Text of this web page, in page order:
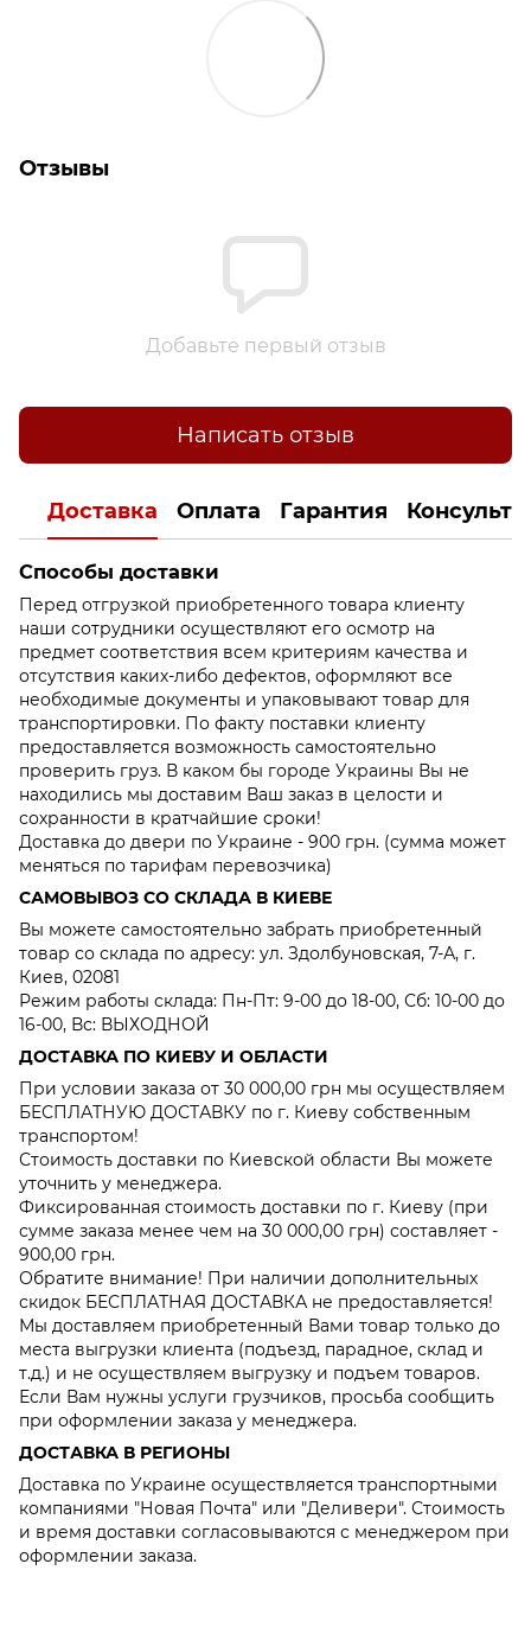
Отзывы
Добавьте первый отзыв
Написать отзыв
Доставка Оплата Гарантия
Способы доставки
Перед отгрузкой приобретенного товара клиенту
наши сотрудники осуществляют его осмотр на
предмет соответствия всем критериям качества и
отсутствия каких-либо дефектов, оформляют все
необходимые документы и упаковывают товар для
транспортировки. По факту поставки клиенту
предоставляется возможность самостоятельно
проверить груз. В каком бы городе Украины Вы не
находились мы доставим Ваш заказ в целости и
сохранности в кратчайшие сроки!
Доставка до двери по Украине - 900 грн. (сумма может
меняться по тарифам перевозчика)
САМОВЫВОЗ СО СКЛАДА В КИЕВЕ
Вы можете самостоятельно забрать приобретенный
товар со склада по адресу: ул. Здолбуновская, 7-А, г.
Киев, 02081
Режим работы склада: Пн-Пт: 9-00 до 18-00, Сб: 10-00 до
16-00, Вс: ВЫХОДНОЙ
ДОСТАВКА ПО КИЕВУ И ОБЛАСТИ
При условии заказа от 30 000,00 грн мы осуществляем
БЕСПЛАТНУЮ ДОСТАВКУ по г. Киеву собственным
транспортом!
Стоимость доставки по Киевской области Вы можете
уточнить у менеджера.
Фиксированная стоимость доставки по г. Киеву (при
сумме заказа менее чем на 30 000,00 грн) составляет -
900,00 грн.
Обратите внимание! При наличии дополнительных
скидок БЕСПЛАТНАЯ ДОСТАВКА не предоставляется!
Мы доставляем приобретенный Вами товар только до
места выгрузки клиента (подъезд, парадное, склад и
т.д.) и не осуществляем выгрузку и подъем товаров.
Если Вам нужны услуги грузчиков, просьба сообщить
при оформлении заказа у менеджера.
ДОСТАВКА В РЕГИОНЫ
Доставка по Украине осуществляется транспортными
компаниями "Новая Почта" или "Деливери". Стоимость
и время доставки согласовываются с менеджером при
оформлении заказа.